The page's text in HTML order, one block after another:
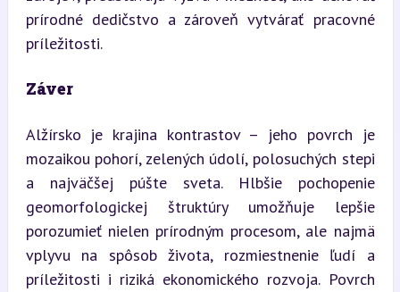
prírodné dedičstvo a zároveň vytvárať pracovné
príležitosti.
Záver
Alžírsko je krajina kontrastov – jeho povrch je
mozaikou pohorí, zelených údolí, polosuchých stepi
a najväčšej púšte sveta. Hlbšie pochopenie
geomorfologickej štruktúry umožňuje lepšie
porozumieť nielen prírodným procesom, ale najmä
vplyvu na spôsob života, rozmiestnenie ľudí a
príležitosti i riziká ekonomického rozvoja. Povrch